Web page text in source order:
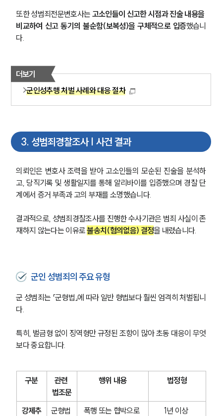
또한 성범죄전문변호사는 고소인들이 신고한 시점과 진술 내용을
비교하여 신고 동기의 불순함(보복성)을 구체적으로 입증했습니
다.
더보기
군인성추행 처벌 사례와 대응 절차
3. 성범죄경찰조사 | 사건 결과
의뢰인은 변호사 조력을 받아 고소인들의 모순된 진술을 분석하
고, 당직기록 및 생활일지를 통해 알리바이를 입증했으며 경찰 단
계에서 증거 부족과 고의 부재를 소명했습니다.
결과적으로, 성범죄경찰조사를 진행한 수사기관은 범죄 사실이 존
재하지 않는다는 이유로 불송치(혐의없음) 결정을 내렸습니다.
군인 성범죄의 주요 유형
군 성범죄는 「군형법」에 따라 일반 형법보다 훨씬 엄격히 처벌됩니
다.
특히, 벌금형 없이 징역형만 규정된 조항이 많아 초동 대응이 무엇
보다 중요합니다.
구분
관련
법조문
행위 내용 법정형
강제추
군형법
폭행 또는 협박으로
1년 이상